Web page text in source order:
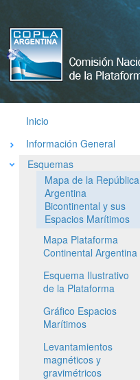
Comisión
Nacional
del Limite
Exterior de
La
Plataforma
Argentina
Inicio
Información General
Esquemas
Mapa de la República
Argentina
Bicontinental y sus
Espacios Marítimos
Mapa Plataforma
Continental Argentina
Esquema Ilustrativo
de la Plataforma
Gráfico Espacios
Marítimos
Levantamientos
magnéticos y
gravimétricos